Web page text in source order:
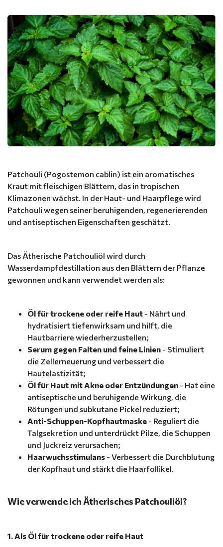
Patchouli (Pogostemon cablin) ist ein aromatisches
Kraut mit fleischigen Blättern, das in tropischen
Klimazonen wächst. In der Haut- und Haarpflege wird
Patchouli wegen seiner beruhigenden, regenerierenden
und antiseptischen Eigenschaften geschätzt.
Das Ätherische Patchouliöl wird durch
Wasserdampfdestillation aus den Blättern der Pflanze
gewonnen und kann verwendet werden als:
Öl für trockene oder reife Haut - Nährt und
hydratisiert tiefenwirksam und hilft, die
Hautbarriere wiederherzustellen;
Serum gegen Falten und feine Linien - Stimuliert
die Zellerneuerung und verbessert die
Hautelastizität;
Öl für Haut mit Akne oder Entzündungen - Hat eine
antiseptische und beruhigende Wirkung, die
Rötungen und subkutane Pickel reduziert;
Anti-Schuppen-Kopfhautmaske - Reguliert die
Talgsekretion und unterdrückt Pilze, die Schuppen
und Juckreiz verursachen;
Haarwuchsstimulans - Verbessert die Durchblutung
der Kopfhaut und stärkt die Haarfollikel.
Wie verwende ich Ätherisches Patchouliöl?
1. Als Öl für trockene oder reife Haut